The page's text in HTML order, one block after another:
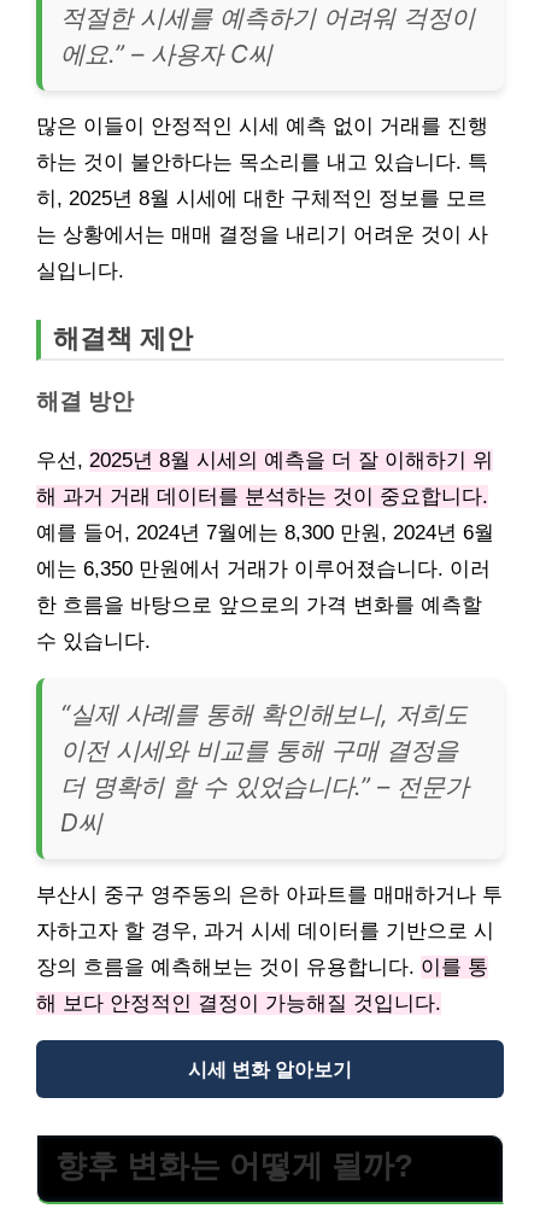
적절한 시세를 예측하기 어려워 걱정이
에요.” – 사용자 C씨
많은 이들이 안정적인 시세 예측 없이 거래를 진행
하는 것이 불안하다는 목소리를 내고 있습니다. 특
히, 2025년 8월 시세에 대한 구체적인 정보를 모르
는 상황에서는 매매 결정을 내리기 어려운 것이 사
실입니다.
해결책 제안
해결 방안
우선, 2025년 8월 시세의 예측을 더 잘 이해하기 위
해 과거 거래 데이터를 분석하는 것이 중요합니다.
예를 들어, 2024년 7월에는 8,300 만원, 2024년 6월
에는 6,350 만원에서 거래가 이루어졌습니다. 이러
한 흐름을 바탕으로 앞으로의 가격 변화를 예측할
수 있습니다.
“실제 사례를 통해 확인해보니, 저희도
이전 시세와 비교를 통해 구매 결정을
더 명확히 할 수 있었습니다.” – 전문가
D씨
부산시 중구 영주동의 은하 아파트를 매매하거나 투
자하고자 할 경우, 과거 시세 데이터를 기반으로 시
장의 흐름을 예측해보는 것이 유용합니다. 이를 통
해 보다 안정적인 결정이 가능해질 것입니다.
시세 변화 알아보기
향후 변화는 어떻게 될까?